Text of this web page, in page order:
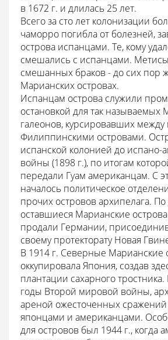
в 1672 г. и длилась 25 лет.
Всего за сто лет колонизации
чаморро погибла от болезней,
острова испанцами. Те, кому
смешались с испанцами.
смешанных браков - до сих пор
Марианских островах.
Испанцам острова служили
остановкой для так называемых
галеонов, курсировавших между
Филиппинскими островами.
испанской колонией до испано-
войны (1898 г.), по итогам
передали Гуам американцам. С
началось политическое
прочих островов архипелага. По
оставшиеся Марианские
продали Германии,
своему протекторату Новая
В 1914 г. Северные Марианские
оккупировала Япония, создав
плантации сахарного
годы Второй мировой войны,
ареной ожесточенных
японцами и американцами.
для островов был 1944 г., когда